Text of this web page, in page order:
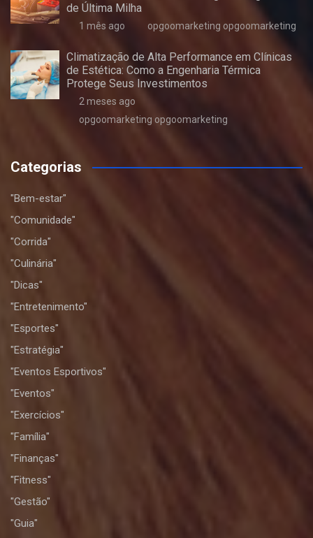
de Última Milha
1 mês ago opgoomarketing opgoomarketing
Climatização de Alta Performance em Clínicas
de Estética: Como a Engenharia Térmica
Protege Seus Investimentos
2 meses ago
opgoomarketing opgoomarketing
Categorias
"Bem-estar"
"Comunidade"
"Corrida"
"Culinária"
"Dicas"
"Entretenimento"
"Esportes"
"Estratégia"
"Eventos Esportivos"
"Eventos"
"Exercícios"
"Família"
"Finanças"
"Fitness"
"Gestão"
"Guia"